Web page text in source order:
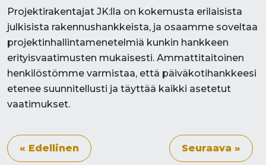
Projektirakentajat JK:lla on kokemusta erilaisista
julkisista rakennushankkeista, ja osaamme soveltaa
projektinhallintamenetelmiä kunkin hankkeen
erityisvaatimusten mukaisesti. Ammattitaitoinen
henkilöstömme varmistaa, että päiväkotihankkeesi
etenee suunnitellusti ja täyttää kaikki asetetut
vaatimukset.
« Edellinen Seuraava »